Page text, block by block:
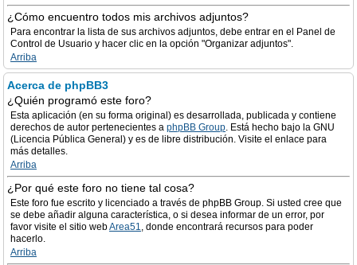
¿Cómo encuentro todos mis archivos adjuntos?
Para encontrar la lista de sus archivos adjuntos, debe entrar en el Panel de
Control de Usuario y hacer clic en la opción "Organizar adjuntos".
Arriba
Acerca de phpBB3
¿Quién programó este foro?
Esta aplicación (en su forma original) es desarrollada, publicada y contiene
derechos de autor pertenecientes a phpBB Group. Está hecho bajo la GNU
(Licencia Pública General) y es de libre distribución. Visite el enlace para
más detalles.
Arriba
¿Por qué este foro no tiene tal cosa?
Este foro fue escrito y licenciado a través de phpBB Group. Si usted cree que
se debe añadir alguna característica, o si desea informar de un error, por
favor visite el sitio webArea51, donde encontrará recursos para poder
hacerlo.
Arriba